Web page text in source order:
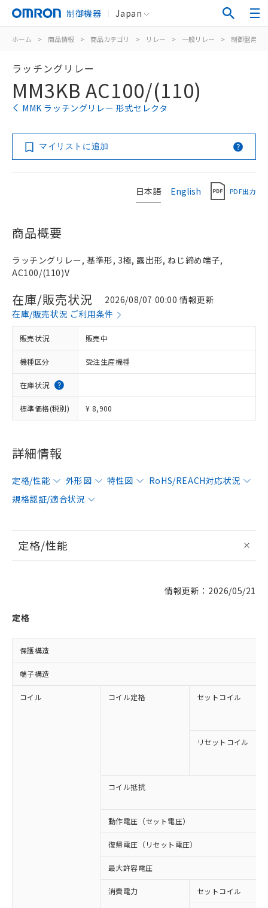
制御機器 Japan
ホーム > 商品情報 > 商品カテゴリ > リレー > 一般リレー > 制御盤用
ラッチングリレー
MM3KB AC100/(110)
MMK ラッチングリレー 形式セレクタ
マイリストに追加
日本語 English PDF出力
商品概要
ラッチングリレー, 基準形, 3極, 露出形, ねじ締め端子,
AC100/(110)V
在庫/販売状況
2026/08/07 00:00 情報更新
在庫/販売状況 ご利用条件
販売状況 販売中
機種区分 受注生産機種
在庫状況
標準価格(税別) ¥ 8,900
詳細情報
定格/性能 外形図 特性図
RoHS/REACH対応状況
規格認証/適合状況
定格/性能
情報更新：2026/05/21
定格
保護構造
端子構造
コイル コイル定格 セットコイル
リセットコイル
コイル抵抗
動作電圧（セット電圧）
復帰電圧（リセット電圧）
最大許容電圧
消費電力 セットコイル